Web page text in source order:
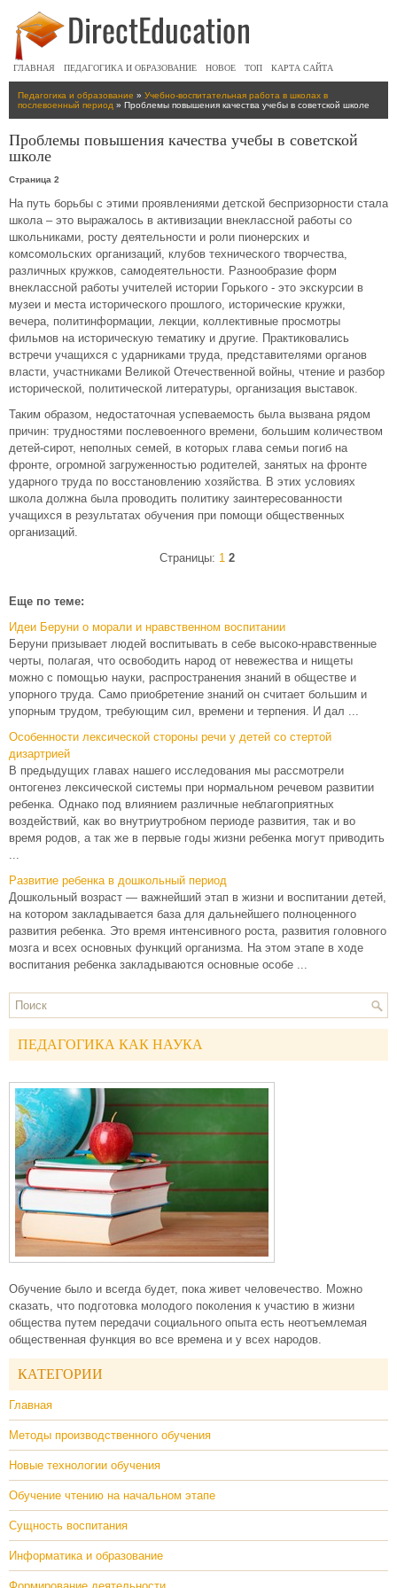
ГЛАВНАЯ ПЕДАГОГИКА И ОБРАЗОВАНИЕ НОВОЕ ТОП КАРТА САЙТА
Педагогика и образование » Учебно-воспитательная работа в школах в
послевоенный период » Проблемы повышения качества учебы в советской школе
Проблемы повышения качества учебы в советской
школе
Страница 2
На путь борьбы с этими проявлениями детской беспризорности стала
школа – это выражалось в активизации внеклассной работы со
школьниками, росту деятельности и роли пионерских и
комсомольских организаций, клубов технического творчества,
различных кружков, самодеятельности. Разнообразие форм
внеклассной работы учителей истории Горького - это экскурсии в
музеи и места исторического прошлого, исторические кружки,
вечера, политинформации, лекции, коллективные просмотры
фильмов на историческую тематику и другие. Практиковались
встречи учащихся с ударниками труда, представителями органов
власти, участниками Великой Отечественной войны, чтение и разбор
исторической, политической литературы, организация выставок.
Таким образом, недостаточная успеваемость была вызвана рядом
причин: трудностями послевоенного времени, большим количеством
детей-сирот, неполных семей, в которых глава семьи погиб на
фронте, огромной загруженностью родителей, занятых на фронте
ударного труда по восстановлению хозяйства. В этих условиях
школа должна была проводить политику заинтересованности
учащихся в результатах обучения при помощи общественных
организаций.
Страницы: 1 2
Еще по теме:
Идеи Беруни о морали и нравственном воспитании
Беруни призывает людей воспитывать в себе высоко-нравственные
черты, полагая, что освободить народ от невежества и нищеты
можно с помощью науки, распространения знаний в обществе и
упорного труда. Само приобретение знаний он считает большим и
упорным трудом, требующим сил, времени и терпения. И дал ...
Особенности лексической стороны речи у детей со стертой
дизартрией
В предыдущих главах нашего исследования мы рассмотрели
онтогенез лексической системы при нормальном речевом развитии
ребенка. Однако под влиянием различные неблагоприятных
воздействий, как во внутриутробном периоде развития, так и во
время родов, а так же в первые годы жизни ребенка могут приводить
...
Развитие ребенка в дошкольный период
Дошкольный возраст — важнейший этап в жизни и воспитании детей,
на котором закладывается база для дальнейшего полноценного
развития ребенка. Это время интенсивного роста, развития головного
мозга и всех основных функций организма. На этом этапе в ходе
воспитания ребенка закладываются основные особе ...
ПЕДАГОГИКА КАК НАУКА
Обучение было и всегда будет, пока живет человечество. Можно
сказать, что подготовка молодого поколения к участию в жизни
общества путем передачи социального опыта есть неотъемлемая
общественная функция во все времена и у всех народов.
КАТЕГОРИИ
Главная
Методы производственного обучения
Новые технологии обучения
Обучение чтению на начальном этапе
Сущность воспитания
Информатика и образование